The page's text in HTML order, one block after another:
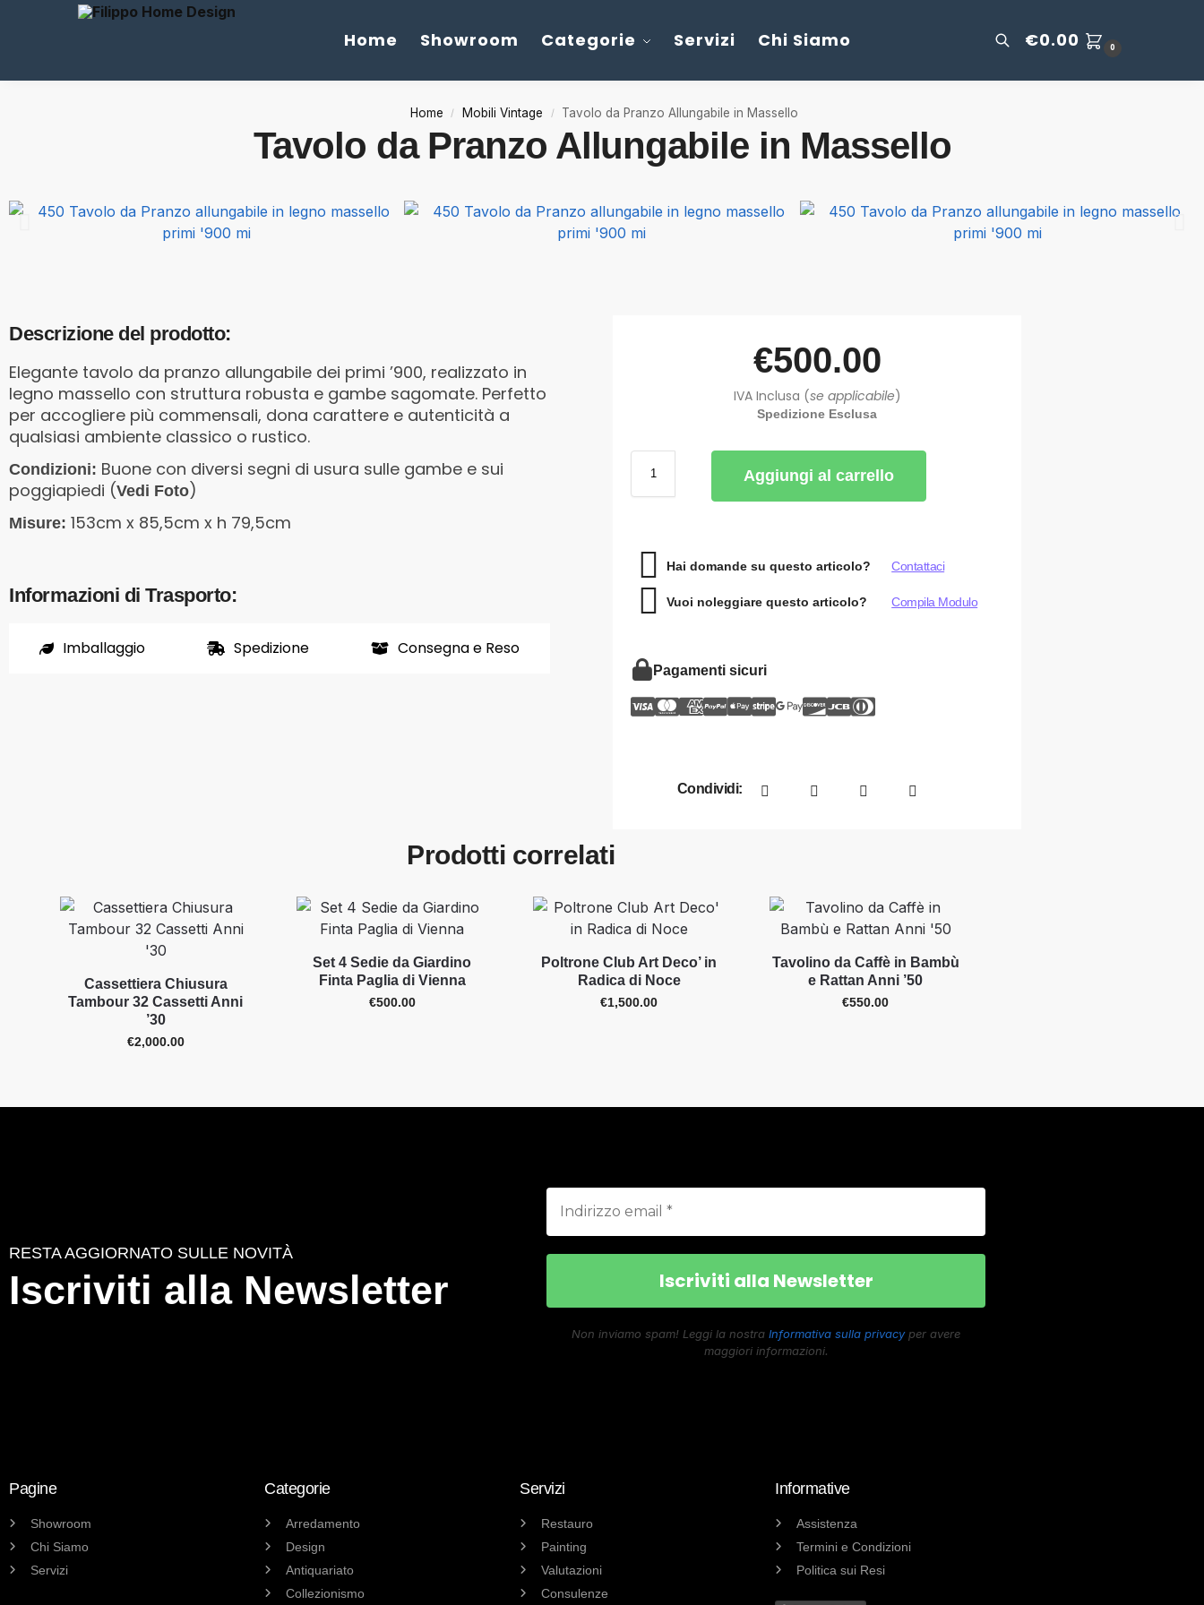
Home Showroom Categorie Servizi Chi Siamo €0.00 0
Home / Mobili Vintage / Tavolo da Pranzo Allungabile in Massello
Tavolo da Pranzo Allungabile in Massello
Descrizione del prodotto:
Elegante tavolo da pranzo allungabile dei primi ’900, realizzato in
legno massello con struttura robusta e gambe sagomate. Perfetto
per accogliere più commensali, dona carattere e autenticità a
qualsiasi ambiente classico o rustico.
Condizioni: Buone con diversi segni di usura sulle gambe e sui
poggiapiedi (Vedi Foto)
Misure: 153cm x 85,5cm x h 79,5cm
Informazioni di Trasporto:
Imballaggio Spedizione Consegna e Reso
€500.00
IVA Inclusa (se applicabile)
Spedizione Esclusa
Aggiungi al carrello
Hai domande su questo articolo? Contattaci
Vuoi noleggiare questo articolo? Compila Modulo
Pagamenti sicuri
Condividi:
Prodotti correlati
Cassettiera Chiusura
Tambour 32 Cassetti Anni
’30
€2,000.00
Set 4 Sedie da Giardino
Finta Paglia di Vienna
€500.00
Poltrone Club Art Deco’ in
Radica di Noce
€1,500.00
Tavolino da Caffè in Bambù
e Rattan Anni ’50
€550.00
RESTA AGGIORNATO SULLE NOVITÀ
Iscriviti alla Newsletter
Non inviamo spam! Leggi la nostra Informativa sulla privacyper avere
maggiori informazioni.
Pagine
Showroom
Chi Siamo
Servizi
Categorie
Arredamento
Design
Antiquariato
Collezionismo
Servizi
Restauro
Painting
Valutazioni
Consulenze
Informative
Assistenza
Termini e Condizioni
Politica sui Resi